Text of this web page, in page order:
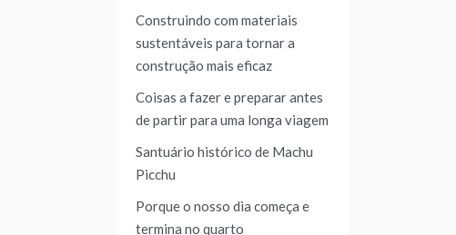
Construindo com materiais
sustentáveis para tornar a
construção mais eficaz
Coisas a fazer e preparar antes
de partir para uma longa viagem
Santuário histórico de Machu
Picchu
Porque o nosso dia começa e
termina no quarto